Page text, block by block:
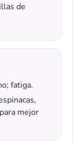
de
fatiga.
mejor